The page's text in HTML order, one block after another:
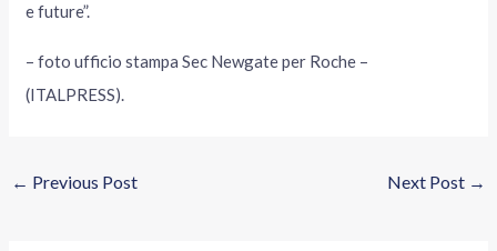
e future”.
– foto ufficio stampa Sec Newgate per Roche –
(ITALPRESS).
← Previous Post Next Post →